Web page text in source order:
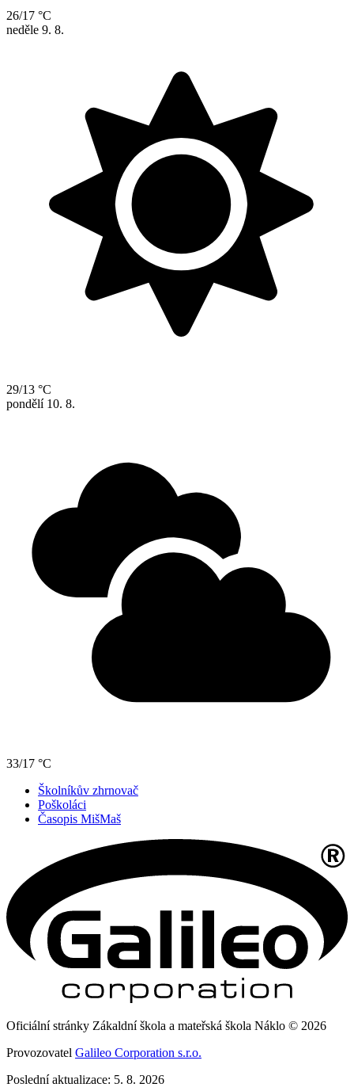
26/17 °C
neděle 9. 8.
29/13 °C
pondělí 10. 8.
33/17 °C
Školníkův zhrnovač
Poškoláci
Časopis MišMaš
Oficiální stránky Zákaldní škola a mateřská škola Náklo © 2026
Provozovatel Galileo Corporation s.r.o.
Poslední aktualizace: 5. 8. 2026